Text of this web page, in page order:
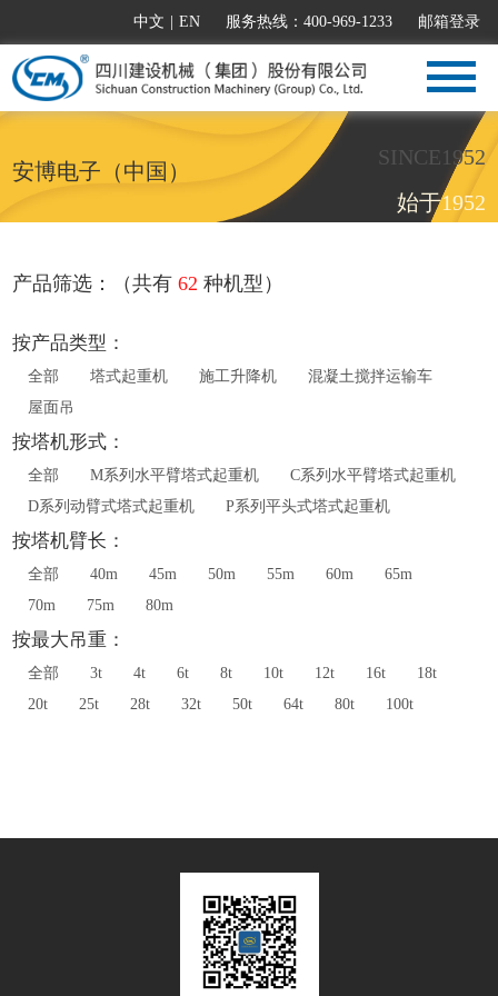
中文 EN 服务热线：400-969-1233 邮箱登录
安博电子（中国）
SINCE1952
始于1952
产品筛选：（共有62 种机型）
按产品类型：
全部 塔式起重机 施工升降机
混凝土搅拌运输车
屋面吊
按塔机形式：
全部 M系列水平臂塔式起重机
C系列水平臂塔式起重机
D系列动臂式塔式起重机
P系列平头式塔式起重机
按塔机臂长：
全部 40m 45m 50m 55m 60m
65m
70m
75m 80m
按最大吊重：
全部 3t 4t 6t 8t 10t 12t 16t
18t
20t
25t 28t 32t 50t 64t 80t 100t